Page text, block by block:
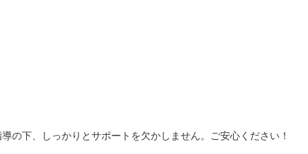
の下、しっかりとサポートを欠かしません。ご安心ください！